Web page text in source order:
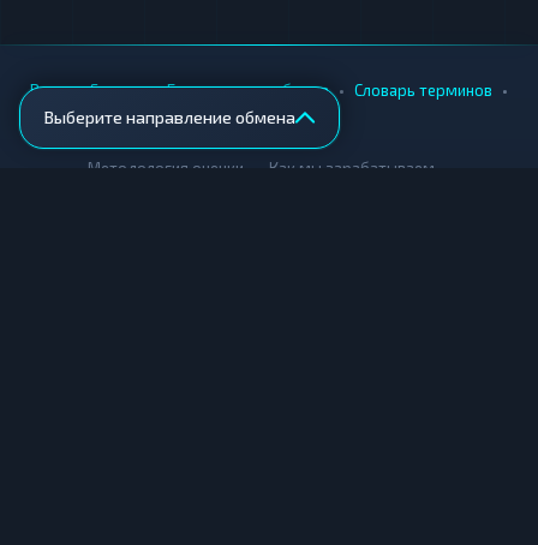
Выберите направление обмена
Вики • Города • Безопасность обмена • Словарь терминов •
AML-проверка
Методология оценки Как мы зарабатываем